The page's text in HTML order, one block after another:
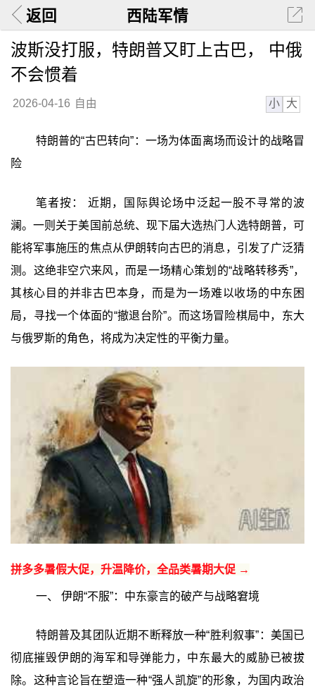
返回 西陆军情
波斯没打服，特朗普又盯上古巴， 中俄
不会惯着
2026-04-16 自由 小 大
特朗普的“古巴转向”：一场为体面离场而设计的战略冒
险
笔者按： 近期，国际舆论场中泛起一股不寻常的波
澜。一则关于美国前总统、现下届大选热门人选特朗普，可
能将军事施压的焦点从伊朗转向古巴的消息，引发了广泛猜
测。这绝非空穴来风，而是一场精心策划的“战略转移秀”，
其核心目的并非古巴本身，而是为一场难以收场的中东困
局，寻找一个体面的“撤退台阶”。而这场冒险棋局中，东大
与俄罗斯的角色，将成为决定性的平衡力量。
拼多多暑假大促，升温降价，全品类暑期大促 →
一、 伊朗“不服”：中东豪言的破产与战略窘境
特朗普及其团队近期不断释放一种“胜利叙事”：美国已
彻底摧毁伊朗的海军和导弹能力，中东最大的威胁已被拔
除。这种言论旨在塑造一种“强人凯旋”的形象，为国内政治